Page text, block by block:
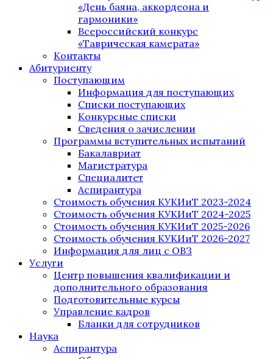
«День баяна, аккордеона и
гармоники»
Всероссийский конкурс
«Таврическая камерата»
Контакты
Абитуриенту
Поступающим
Информация для поступающих
Списки поступающих
Конкурсные списки
Сведения о зачислении
Программы вступительных испытаний
Бакалавриат
Магистратура
Специалитет
Аспирантура
Стоимость обучения КУКИиТ 2023-2024
Стоимость обучения КУКИиТ 2024-2025
Стоимость обучения КУКИиТ 2025-2026
Стоимость обучения КУКИиТ 2026-2027
Информация для лиц с ОВЗ
Услуги
Центр повышения квалификации и
дополнительного образования
Подготовительные курсы
Управление кадров
Бланки для сотрудников
Наука
Аспирантура